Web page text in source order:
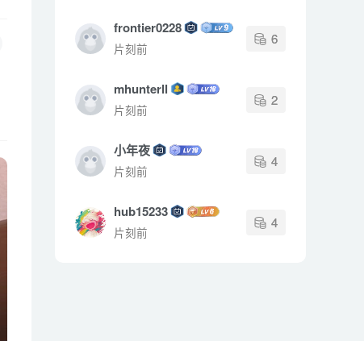
frontier0228
片刻前
6
mhunterll
片刻前
2
小年夜
片刻前
4
hub15233
片刻前
4